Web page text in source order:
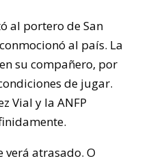
al portero de San
al país. La
su compañero, por
de jugar.
Vial y la ANFP
verá atrasado. O